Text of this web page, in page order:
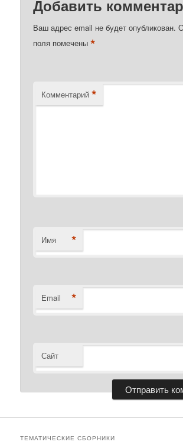
Добавить
Ваш адрес email не будет опубликован.
поля помечены*
Комментарий *
Имя *
Email *
Сайт
ТЕМАТИЧЕСКИЕ СБОРНИКИ